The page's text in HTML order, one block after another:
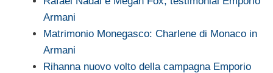
Armani
Matrimonio Monegasco: Charlene di Monaco in
Armani
Rihanna nuovo volto della campagna Emporio